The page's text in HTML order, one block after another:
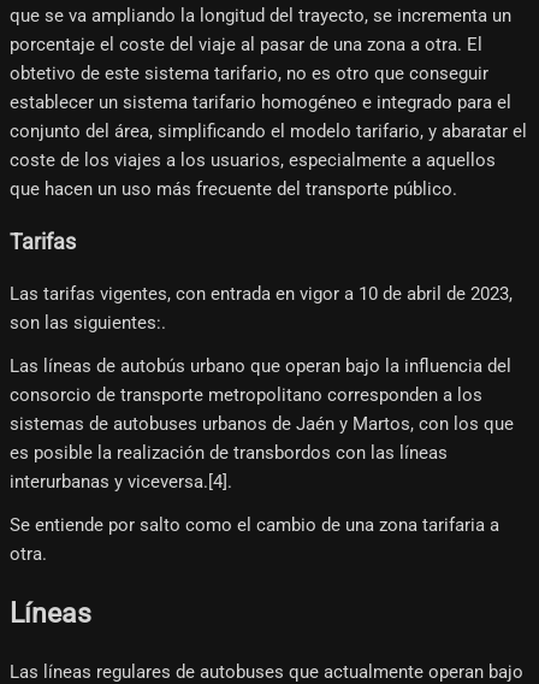
que se va ampliando la longitud del trayecto, se incrementa un
porcentaje el coste del viaje al pasar de una zona a otra. El
obtetivo de este sistema tarifario, no es otro que conseguir
establecer un sistema tarifario homogéneo e integrado para el
conjunto del área, simplificando el modelo tarifario, y abaratar el
coste de los viajes a los usuarios, especialmente a aquellos
que hacen un uso más frecuente del transporte público.
Tarifas
Las tarifas vigentes, con entrada en vigor a 10 de abril de 2023,
son las siguientes:.
Las líneas de autobús urbano que operan bajo la influencia del
consorcio de transporte metropolitano corresponden a los
sistemas de autobuses urbanos de Jaén y Martos, con los que
es posible la realización de transbordos con las líneas
interurbanas y viceversa.[4]​.
Se entiende por salto como el cambio de una zona tarifaria a
otra.
Líneas
Las líneas regulares de autobuses que actualmente operan bajo